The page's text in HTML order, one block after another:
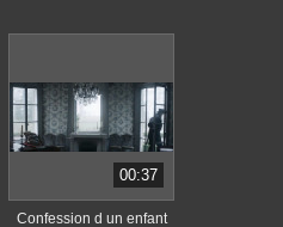
00:37
Confession d un enfant